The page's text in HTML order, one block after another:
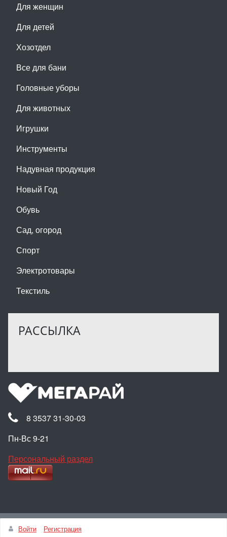
Для женщин
Для детей
Хозотдел
Все для бани
Головные уборы
Для животных
Игрушки
Инструменты
Надувная продукция
Новый Год
Обувь
Сад, огород
Спорт
Электротовары
Текстиль
РАССЫЛКА
8 3537 31-30-03
Пн-Вс 9-21
Персональный раздел
Войти
Регистрация